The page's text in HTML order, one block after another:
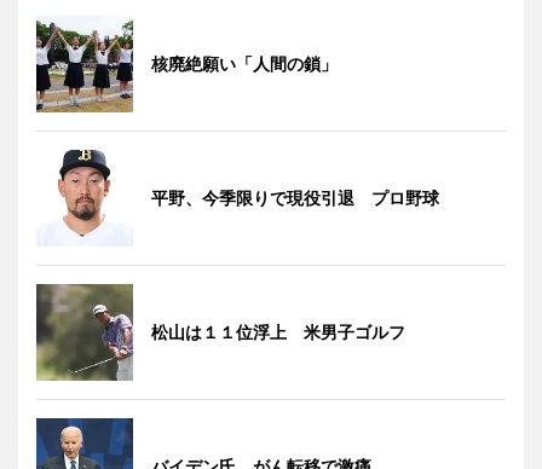
核廃絶願い「人間の鎖」
平野、今季限りで現役引退 プロ野球
松山は１１位浮上 米男子ゴルフ